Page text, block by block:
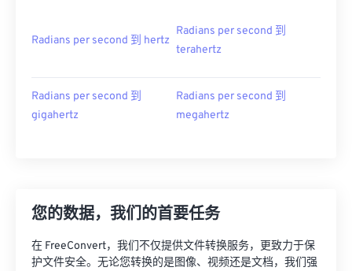
Radians per second 到 hertz
Radians per second 到
terahertz
Radians per second 到
gigahertz
Radians per second 到
megahertz
您的数据，我们的首要任务
在 FreeConvert，我们不仅提供文件转换服务，更致力于保
护文件安全。无论您转换的是图像、视频还是文档，我们强